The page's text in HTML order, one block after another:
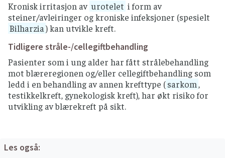
Kronisk irritasjon av urotelet i form av
steiner/avleiringer og kroniske infeksjoner (spesielt
Bilharzia) kan utvikle kreft.
Tidligere stråle-/cellegiftbehandling
Pasienter som i ung alder har fått strålebehandling
mot blæreregionen og/eller cellegiftbehandling som
ledd i en behandling av annen krefttype (sarkom,
testikkelkreft, gynekologisk kreft), har økt risiko for
utvikling av blærekreft på sikt.
Les også: